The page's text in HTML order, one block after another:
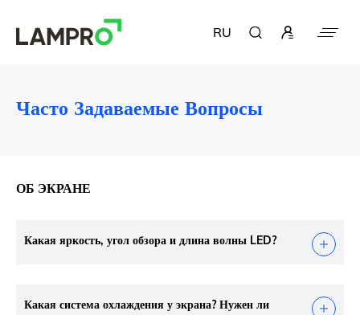
RU
Часто Задаваемые Вопросы
ОБ ЭКРАНЕ
Какая яркость, угол обзора и длина волны LED?
Какая система охлаждения у экрана? Нужен ли